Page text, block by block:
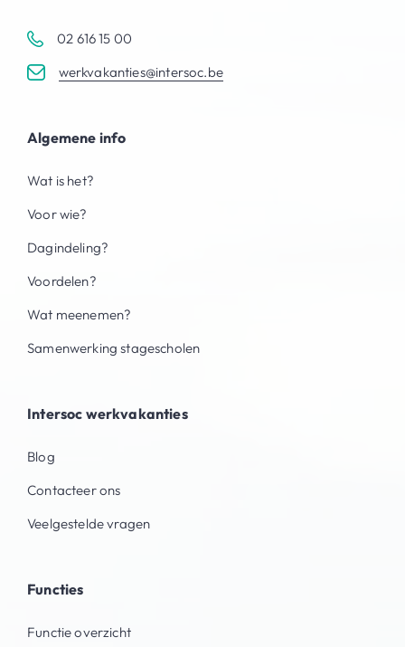
02 616 15 00
werkvakanties@intersoc.be
Algemene info
Wat is het?
Voor wie?
Dagindeling?
Voordelen?
Wat meenemen?
Samenwerking stagescholen
Intersoc werkvakanties
Blog
Contacteer ons
Veelgestelde vragen
Functies
Functie overzicht